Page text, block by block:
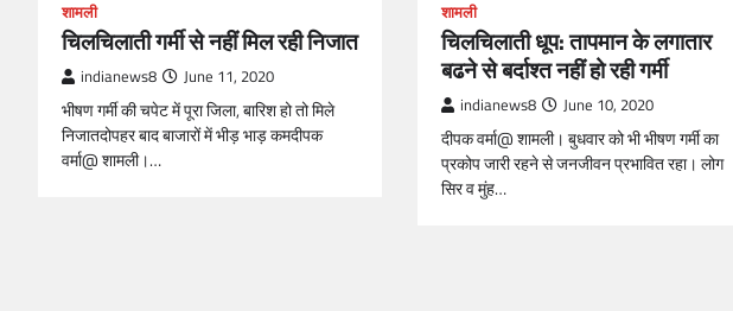
शामली
चिलचिलाती गर्मी से नहीं मिल रही निजात
indianews8 June 11, 2020
भीषण गर्मी की चपेट में पूरा जिला, बारिश हो तो मिले
निजातदोपहर बाद बाजारों में भीड़ भाड़ कमदीपक
वर्मा@ शामली।…
शामली
चिलचिलाती धूप: तापमान के लगातार
बढने से बर्दाश्त नहीं हो रही गर्मी
indianews8 June 10, 2020
दीपक वर्मा@ शामली। बुधवार को भी भीषण गर्मी का
प्रकोप जारी रहने से जनजीवन प्रभावित रहा। लोग
सिर व मुंह…